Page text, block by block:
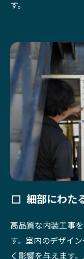
す。
細部にわた
高品質な内装工事
す。室内のデザイ
く影響を与えます